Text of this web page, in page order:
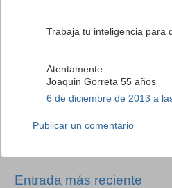
Trabaja tu inteligencia para
Atentamente:
Joaquin Gorreta 55 años
6 de diciembre de 2013 a
Publicar un comentario
Entrada más reciente